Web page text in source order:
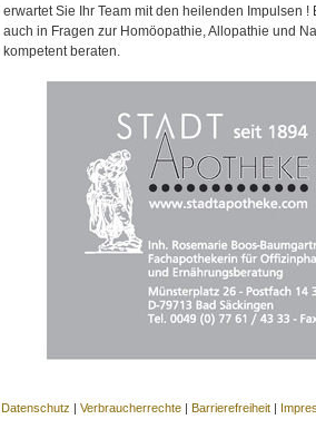
erwartet Sie Ihr Team mit den heilenden Impulsen !
auch in Fragen zur Homöopathie, Allopathie und
kompetent beraten.
Datenschutz | Verbraucherrechte | Barrierefreiheit |